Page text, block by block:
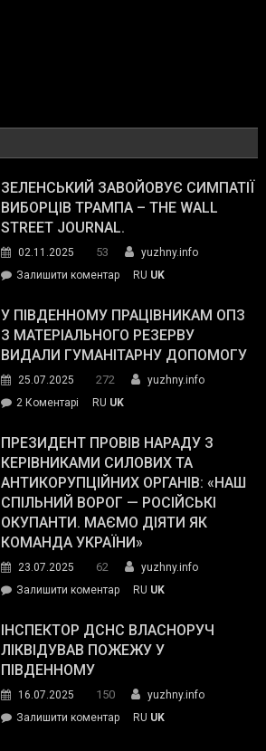
ЗЕЛЕНСЬКИЙ ЗАВОЙОВУЄ СИМПАТІЇ
ВИБОРЦІВ ТРАМПА – THE WALL
STREET JOURNAL.
02.11.2025 53
yuzhny.info
Залишити коментарon
завойовує
симпатії
виборців
The
Street
Journal.
RU UK
У ПІВДЕННОМУ ПРАЦІВНИКАМ ОПЗ
З МАТЕРІАЛЬНОГО РЕЗЕРВУ
ВИДАЛИ ГУМАНІТАРНУ ДОПОМОГУ
25.07.2025 272
yuzhny.info
2 Коментарі
Південному
працівникам
ОПЗ
з
матеріального
резерву
гуманітарну
допомогу
RU UK
ПРЕЗИДЕНТ ПРОВІВ НАРАДУ З
КЕРІВНИКАМИ СИЛОВИХ ТА
АНТИКОРУПЦІЙНИХ ОРГАНІВ: «НАШ
СПІЛЬНИЙ ВОРОГ — РОСІЙСЬКІ
ОКУПАНТИ. МАЄМО ДІЯТИ ЯК
КОМАНДА УКРАЇНИ»
23.07.2025 62
yuzhny.info
Залишити коментарon
провів
нараду
силових
та
RU UK
ІНСПЕКТОР ДСНС ВЛАСНОРУЧ
ЛІКВІДУВАВ ПОЖЕЖУ У
ПІВДЕННОМУ
16.07.2025 150
yuzhny.info
Залишити коментарon
RU UK